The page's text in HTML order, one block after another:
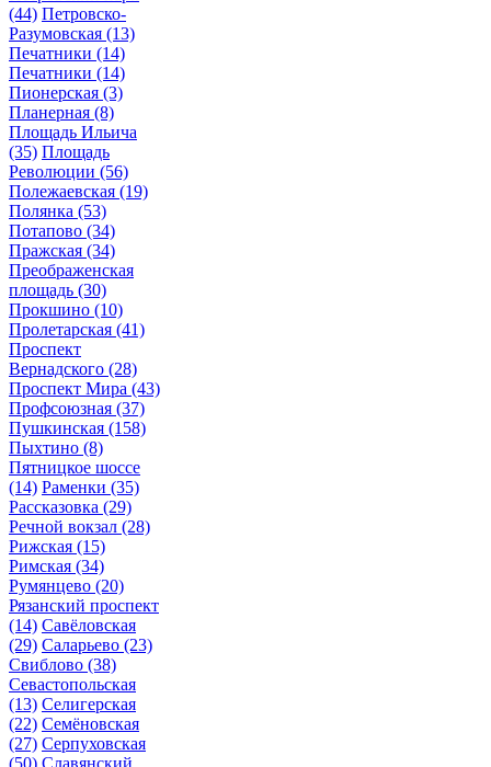
(44) Петровско-
Разумовская (13)
Печатники (14)
Печатники (14)
Пионерская (3)
Планерная (8)
Площадь Ильича
(35) Площадь
Революции (56)
Полежаевская (19)
Полянка (53)
Потапово (34)
Пражская (34)
Преображенская
площадь (30)
Прокшино (10)
Пролетарская (41)
Проспект
Вернадского (28)
Проспект Мира (43)
Профсоюзная (37)
Пушкинская (158)
Пыхтино (8)
Пятницкое шоссе
(14) Раменки (35)
Рассказовка (29)
Речной вокзал (28)
Рижская (15)
Римская (34)
Румянцево (20)
Рязанский проспект
(14) Савёловская
(29) Саларьево (23)
Свиблово (38)
Севастопольская
(13) Селигерская
(22) Семёновская
(27) Серпуховская
(50) Славянский